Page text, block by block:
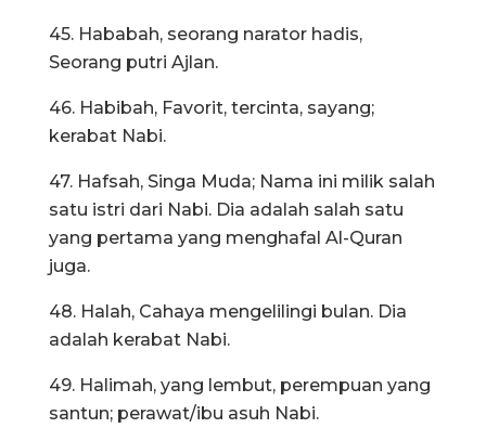
45. Hababah, seorang narator hadis,
Seorang putri Ajlan.
46. Habibah, Favorit, tercinta, sayang;
kerabat Nabi.
47. Hafsah, Singa Muda; Nama ini milik salah
satu istri dari Nabi. Dia adalah salah satu
yang pertama yang menghafal Al-Quran
juga.
48. Halah, Cahaya mengelilingi bulan. Dia
adalah kerabat Nabi.
49. Halimah, yang lembut, perempuan yang
santun; perawat/ibu asuh Nabi.